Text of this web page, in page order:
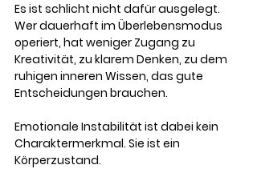
Es ist schlicht nicht dafür ausgelegt.
Wer dauerhaft im Überlebensmodus
operiert, hat weniger Zugang zu
Kreativität, zu klarem Denken, zu dem
ruhigen inneren Wissen, das gute
Entscheidungen brauchen.
Emotionale Instabilität ist dabei kein
Charaktermerkmal. Sie ist ein
Körperzustand.